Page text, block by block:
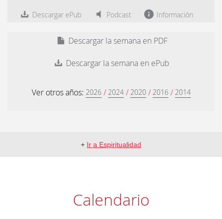
Descargar ePub Podcast Información
Descargar la semana en PDF
Descargar la semana en ePub
Ver otros años: 2026 / 2024 / 2020 / 2016 / 2014
+ Ir a Espiritualidad
Calendario